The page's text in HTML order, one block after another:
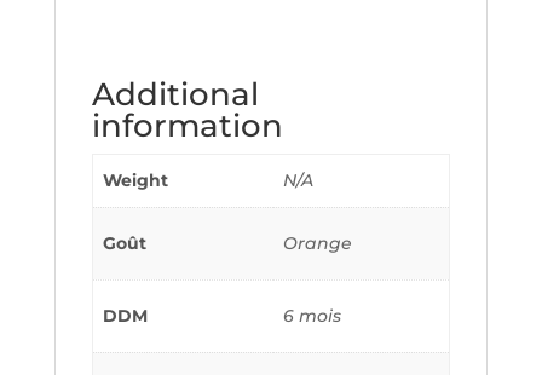
Additional
information
Weight N/A
Goût Orange
DDM 6 mois